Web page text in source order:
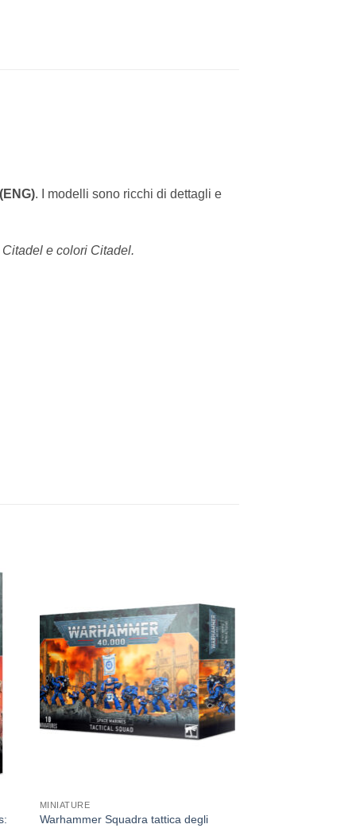
. I modelli sono ricchi di dettagli e
e colori Citadel.
alla lista
dei
desideri
MINIATURE
Warhammer Squadra tattica degli